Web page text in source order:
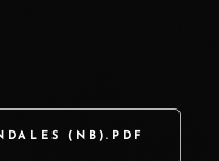
(NB).PDF